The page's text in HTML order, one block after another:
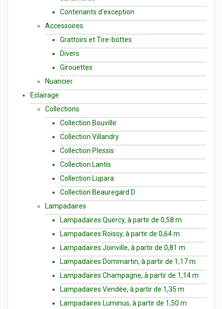
Contenants d'exception
Accessoires
Grattoirs et Tire-bottes
Divers
Girouettes
Nuancier
Eclairage
Collections
Collection Bouville
Collection Villandry
Collection Plessis
Collection Lantis
Collection Lupara
Collection Beauregard D
Lampadaires
Lampadaires Quercy, à partir de 0,58 m
Lampadaires Roissy, à partir de 0,64 m
Lampadaires Joinville, à partir de 0,81 m
Lampadaires Dommartin, à partir de 1,17 m
Lampadaires Champagne, à partir de 1,14 m
Lampadaires Vendée, à partir de 1,35 m
Lampadaires Luminus, à partir de 1,50 m